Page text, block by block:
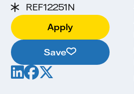
REF12251N
Apply
Save